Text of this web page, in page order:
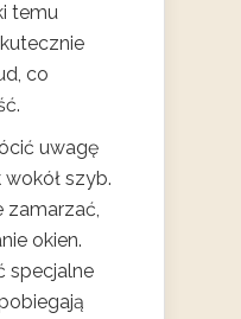
temu
co
uwagę
wokół szyb.
zamarzać,
okien.
specjalne